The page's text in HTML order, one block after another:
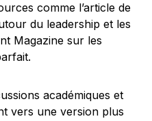
comme l’article de
du leadership et les
Magazine sur les
académiques et
vers une version plus